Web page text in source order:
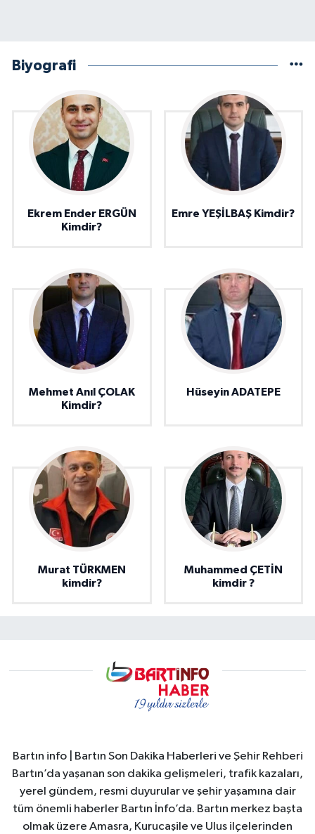
Biyografi
Ekrem Ender ERGÜN
Kimdir?
Emre YEŞİLBAŞ Kimdir?
Mehmet Anıl ÇOLAK
Kimdir?
Hüseyin ADATEPE
Murat TÜRKMEN
kimdir?
Muhammed ÇETİN
kimdir ?
Bartın info | Bartın Son Dakika Haberleri ve Şehir Rehberi
Bartın’da yaşanan son dakika gelişmeleri, trafik kazaları,
yerel gündem, resmi duyurular ve şehir yaşamına dair
tüm önemli haberler Bartın İnfo’da. Bartın merkez başta
olmak üzere Amasra, Kurucaşile ve Ulus ilçelerinden